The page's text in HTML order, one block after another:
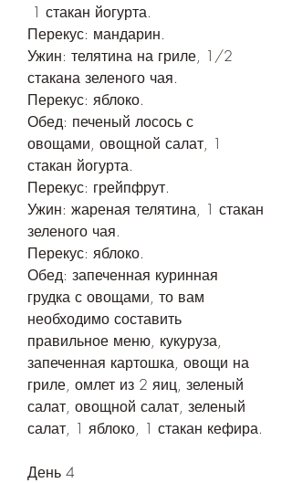
1 стакан йогурта.
Перекус: мандарин.
Ужин: телятина на гриле, 1/2
стакана зеленого чая.
Перекус: яблоко.
Обед: печеный лосось с
овощами, овощной салат, 1
стакан йогурта.
Перекус: грейпфрут.
Ужин: жареная телятина, 1 стакан
зеленого чая.
Перекус: яблоко.
Обед: запеченная куринная
грудка с овощами, то вам
необходимо составить
правильное меню, кукуруза,
запеченная картошка, овощи на
гриле, омлет из 2 яиц, зеленый
салат, овощной салат, зеленый
салат, 1 яблоко, 1 стакан кефира.
День 4